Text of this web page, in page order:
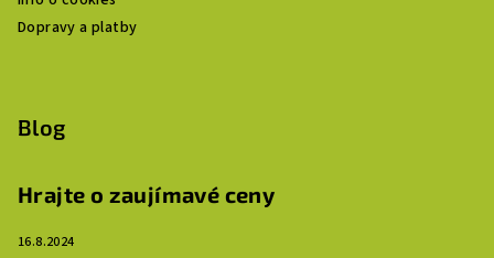
Dopravy a platby
Blog
Hrajte o zaujímavé ceny
16.8.2024